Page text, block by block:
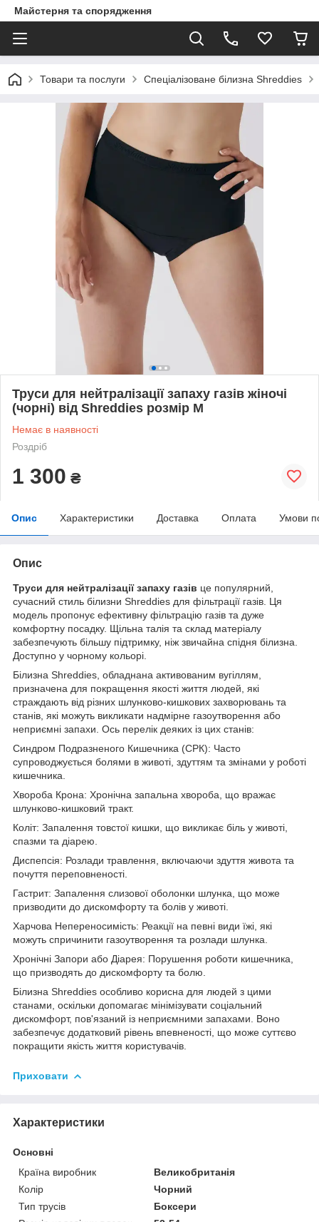
Майстерня та спорядження
Товари та послуги Спеціалізоване білизна Shreddies
Труси для нейтралізації запаху газів жіночі
(чорні) від Shreddies розмір М
Немає в наявності
Роздріб
1 300 ₴
Опис Характеристики Доставка Оплата Умови
Опис
Труси для нейтралізації запаху газів це популярний,
сучасний стиль білизни Shreddies для фільтрації газів. Ця
модель пропонує ефективну фільтрацію газів та дуже
комфортну посадку. Щільна талія та склад матеріалу
забезпечують більшу підтримку, ніж звичайна спідня білизна.
Доступно у чорному кольорі.
Білизна Shreddies, обладнана активованим вугіллям,
призначена для покращення якості життя людей, які
страждають від різних шлунково-кишкових захворювань та
станів, які можуть викликати надмірне газоутворення або
неприємні запахи. Ось перелік деяких із цих станів:
Синдром Подразненого Кишечника (СРК): Часто
супроводжується болями в животі, здуттям та змінами у роботі
кишечника.
Хвороба Крона: Хронічна запальна хвороба, що вражає
шлунково-кишковий тракт.
Коліт: Запалення товстої кишки, що викликає біль у животі,
спазми та діарею.
Диспепсія: Розлади травлення, включаючи здуття живота та
почуття переповненості.
Гастрит: Запалення слизової оболонки шлунка, що може
призводити до дискомфорту та болів у животі.
Харчова Непереносимість: Реакції на певні види їжі, які
можуть спричинити газоутворення та розлади шлунка.
Хронічні Запори або Діарея: Порушення роботи кишечника,
що призводять до дискомфорту та болю.
Білизна Shreddies особливо корисна для людей з цими
станами, оскільки допомагає мінімізувати соціальний
дискомфорт, пов'язаний із неприємними запахами. Воно
забезпечує додатковий рівень впевненості, що може суттєво
покращити якість життя користувачів.
Приховати
Характеристики
Основні
Країна виробник
Великобританія
Колір
Чорний
Тип трусів
Боксери